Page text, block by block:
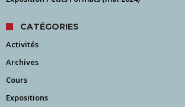
CATÉGORIES
Activités
Archives
Cours
Expositions